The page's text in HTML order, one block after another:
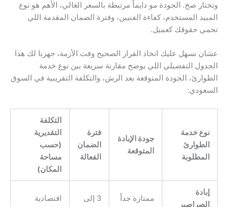
وتختار صح. الجودة مو دايماً مرتبطة بالسعر الغالي، الأهم هو نوع
المبيد المستخدم، كفاءة الفنيين، وفترة الضمان المقدمة اللي
تحمي حقوقك كعميل.
عشان نسهل عليك اتخاذ القرار الصحيح وقت الأزمة، جهزنا لك هذا
الجدول التفصيلي اللي يوضح مقارنة سريعة بين نوع خدمة
الطوارئ، الجودة المتوقعة بعد الرش، والتكلفة التقريبية في السوق
السعودي:
نوع خدمة
الطوارئ
المطلوبة
جودة الإبادة
المتوقعة
فترة
الضمان
الفعالة
التكلفة
التقديرية
(حسب
مساحة
المكان)
إبادة
الصراصير
ممتازة جداً
3 إلى
اقتصادية